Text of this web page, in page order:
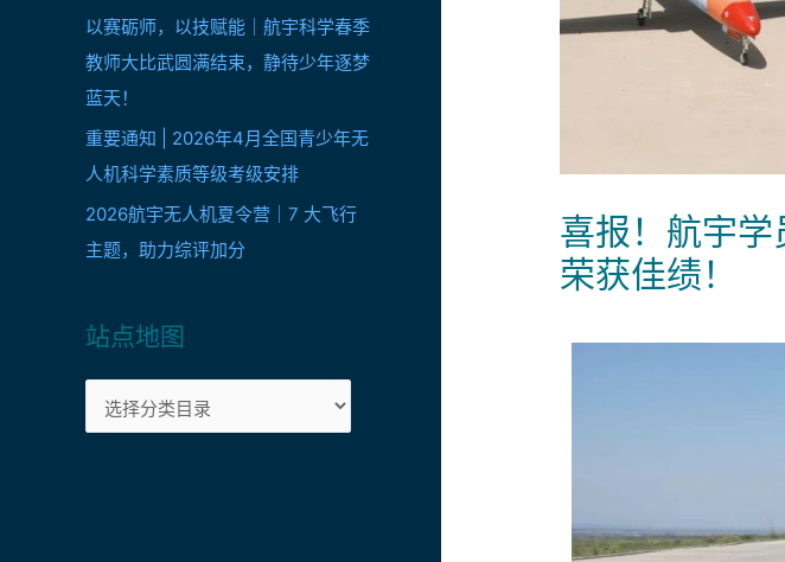
以赛砺师，以技赋能｜航宇科学春季
教师大比武圆满结束，静待少年逐梦
蓝天！
重要通知 | 2026年4月全国青少年无
人机科学素质等级考级安排
2026航宇无人机夏令营｜7 大飞行
主题，助力综评加分
站点地图
喜报！航宇
荣获佳绩！